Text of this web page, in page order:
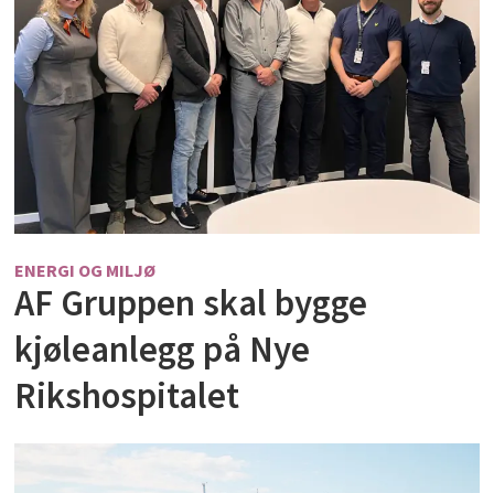
ENERGI OG MILJØ
AF Gruppen skal bygge
kjøleanlegg på Nye
Rikshospitalet